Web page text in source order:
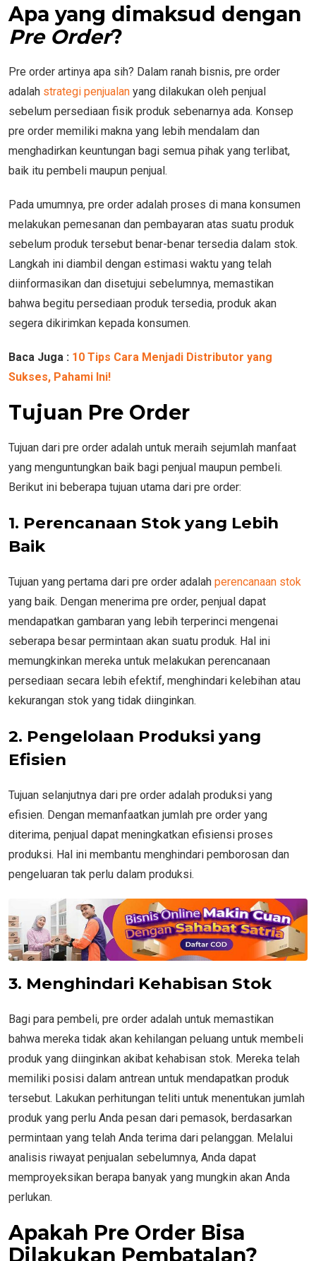
Apa yang dimaksud dengan
Pre Order?
Pre order artinya apa sih? Dalam ranah bisnis, pre order
adalah strategi penjualan yang dilakukan oleh penjual
sebelum persediaan fisik produk sebenarnya ada. Konsep
pre order memiliki makna yang lebih mendalam dan
menghadirkan keuntungan bagi semua pihak yang terlibat,
baik itu pembeli maupun penjual.
Pada umumnya, pre order adalah proses di mana konsumen
melakukan pemesanan dan pembayaran atas suatu produk
sebelum produk tersebut benar-benar tersedia dalam stok.
Langkah ini diambil dengan estimasi waktu yang telah
diinformasikan dan disetujui sebelumnya, memastikan
bahwa begitu persediaan produk tersedia, produk akan
segera dikirimkan kepada konsumen.
Baca Juga : 10 Tips Cara Menjadi Distributor yang
Sukses, Pahami Ini!
Tujuan Pre Order
Tujuan dari pre order adalah untuk meraih sejumlah manfaat
yang menguntungkan baik bagi penjual maupun pembeli.
Berikut ini beberapa tujuan utama dari pre order:
1. Perencanaan Stok yang Lebih
Baik
Tujuan yang pertama dari pre order adalah perencanaan stok
yang baik. Dengan menerima pre order, penjual dapat
mendapatkan gambaran yang lebih terperinci mengenai
seberapa besar permintaan akan suatu produk. Hal ini
memungkinkan mereka untuk melakukan perencanaan
persediaan secara lebih efektif, menghindari kelebihan atau
kekurangan stok yang tidak diinginkan.
2. Pengelolaan Produksi yang
Efisien
Tujuan selanjutnya dari pre order adalah produksi yang
efisien. Dengan memanfaatkan jumlah pre order yang
diterima, penjual dapat meningkatkan efisiensi proses
produksi. Hal ini membantu menghindari pemborosan dan
pengeluaran tak perlu dalam produksi.
3. Menghindari Kehabisan Stok
Bagi para pembeli, pre order adalah untuk memastikan
bahwa mereka tidak akan kehilangan peluang untuk membeli
produk yang diinginkan akibat kehabisan stok. Mereka telah
memiliki posisi dalam antrean untuk mendapatkan produk
tersebut. Lakukan perhitungan teliti untuk menentukan jumlah
produk yang perlu Anda pesan dari pemasok, berdasarkan
permintaan yang telah Anda terima dari pelanggan. Melalui
analisis riwayat penjualan sebelumnya, Anda dapat
memproyeksikan berapa banyak yang mungkin akan Anda
perlukan.
Apakah Pre Order Bisa
Dilakukan Pembatalan?